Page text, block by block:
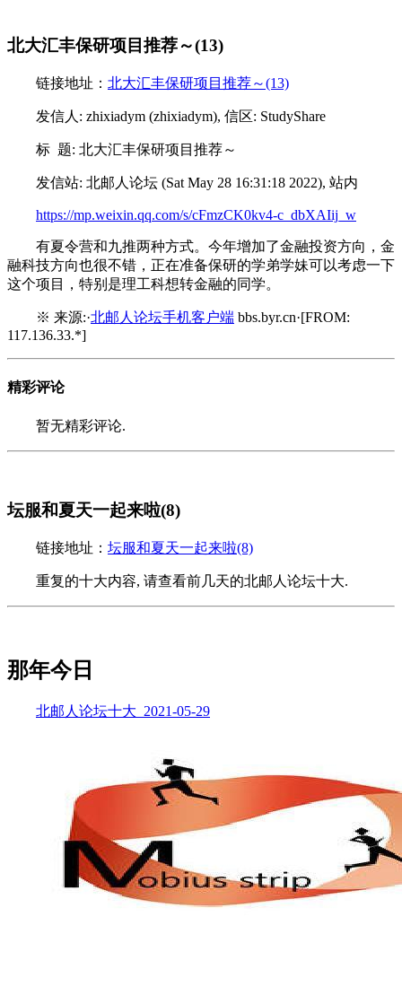
北大汇丰保研项目推荐～(13)
链接地址： 北大汇丰保研项目推荐～(13)
发信人: zhixiadym (zhixiadym), 信区: StudyShare
标 题: 北大汇丰保研项目推荐～
发信站: 北邮人论坛 (Sat May 28 16:31:18 2022), 站内
https://mp.weixin.qq.com/s/cFmzCK0kv4-c_dbXAIij_w
有夏令营和九推两种方式。今年增加了金融投资方向，金
融科技方向也很不错，正在准备保研的学弟学妹可以考虑一下
这个项目，特别是理工科想转金融的同学。
※ 来源:·北邮人论坛手机客户端 bbs.byr.cn·[FROM:
117.136.33.*]
精彩评论
暂无精彩评论.
坛服和夏天一起来啦(8)
链接地址： 坛服和夏天一起来啦(8)
重复的十大内容, 请查看前几天的北邮人论坛十大.
那年今日
北邮人论坛十大_2021-05-29